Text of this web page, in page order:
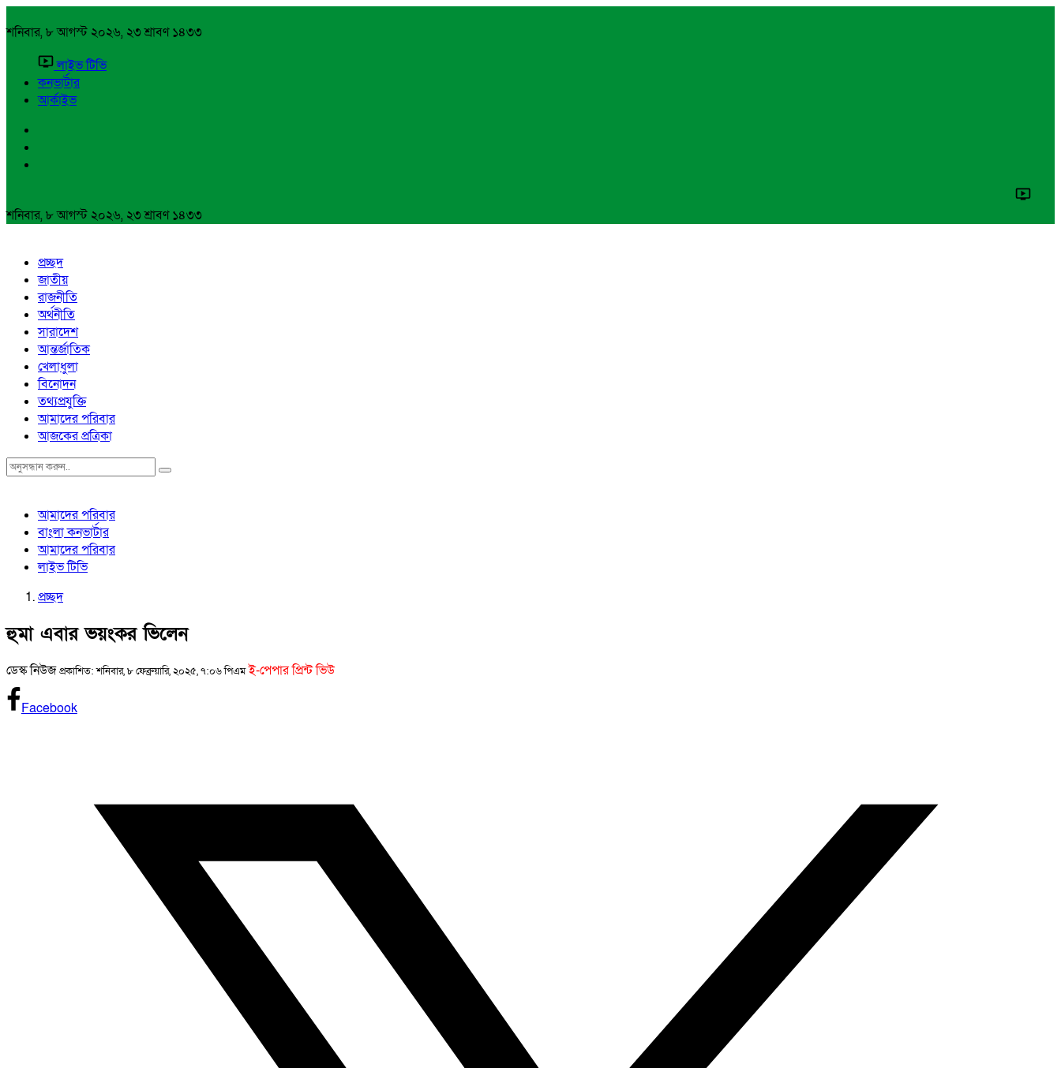
শনিবার, ৮ আগস্ট ২০২৬, ২৩ শ্রাবণ ১৪৩৩
লাইভ টিভি
কনভার্টার
আর্কাইভ
শনিবার, ৮ আগস্ট ২০২৬, ২৩ শ্রাবণ ১৪৩৩
প্রচ্ছদ
জাতীয়
রাজনীতি
অর্থনীতি
সারাদেশ
আন্তর্জাতিক
খেলাধুলা
বিনোদন
তথ্যপ্রযুক্তি
আমাদের পরিবার
আজকের প্রত্রিকা
আমাদের পরিবার
বাংলা কনভার্টার
আমাদের পরিবার
লাইভ টিভি
প্রচ্ছদ
হুমা এবার ভয়ংকর ভিলেন
ডেস্ক নিউজপ্রকাশিত: শনিবার, ৮ ফেব্রুয়ারি, ২০২৫, ৭:০৬ পিএম ই-পেপার প্রিন্ট ভিউ
Facebook